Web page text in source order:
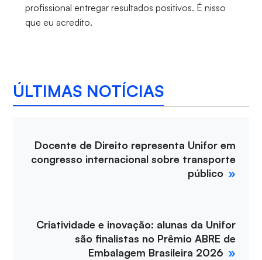
profissional entregar resultados positivos. É nisso
que eu acredito.
ÚLTIMAS NOTÍCIAS
Docente de Direito representa Unifor em
congresso internacional sobre transporte
público
Criatividade e inovação: alunas da Unifor
são finalistas no Prêmio ABRE de
Embalagem Brasileira 2026